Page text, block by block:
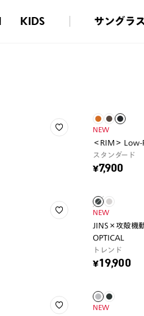
KIDS サングラス
NEW
＜RIM＞
スタンダード
¥7,900
NEW
JINS×攻殻機
OPTICAL
トレンド
¥19,900
NEW